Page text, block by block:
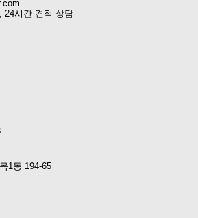
24시간 견적 상담
1동 194-65